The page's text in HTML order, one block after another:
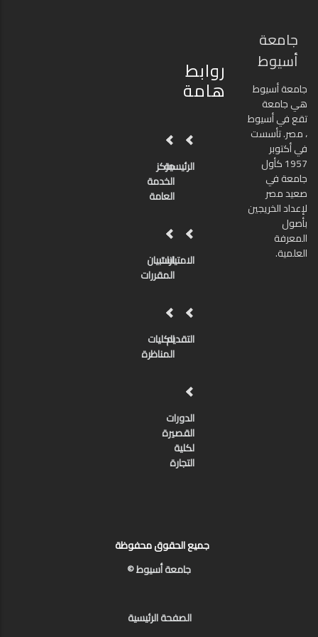
جامعة
أسيوط
جامعة أسيوط
هي جامعة
تقع في أسيوط
، مصر. تأسست
في أكتوبر
1957 كأول
جامعة في
صعيد مصر
لإعداد الخريجين
بأصول
المعرفة
العلمية.
روابط
هامة
الرئيسيةمركز
الخدمة
العامة
الامتيازات
استبيان
المقررات
التقديمالكليات
المناظرة
الدورات
القصيرة
لكلية
التجارة
جميع الحقوق محفوظة
جامعة أسيوط ©
الصفحة الرئيسية